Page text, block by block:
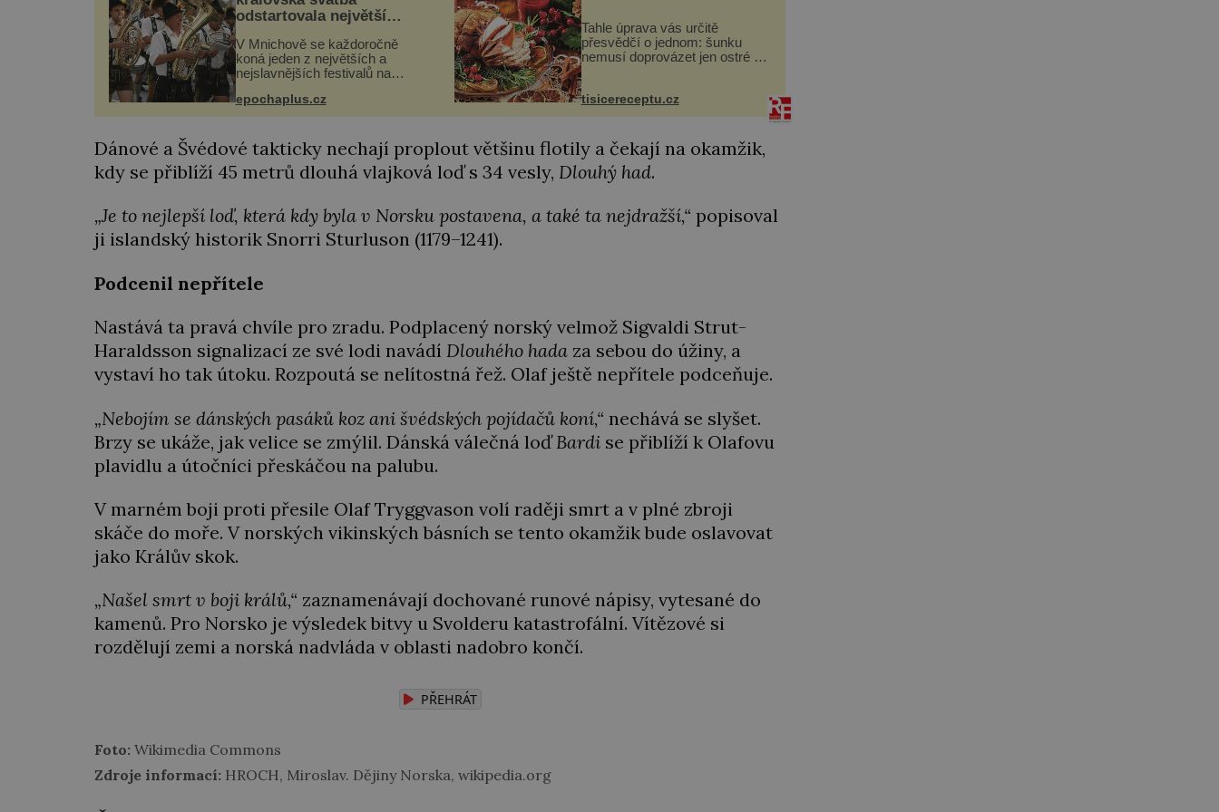
odstartovala největší
pivní festival světa
V Mnichově se každoročně
koná jeden z největších a
nejslavnějších festivalů na
přiláká miliony návštěvníků,
kteří si vychutnávají pivo,
kultur...
epochaplus.cz
Tahle úprava vás určitě
přesvědčí o jednom: šunku
nemusí doprovázet jen ostré a
slané chutě. Navíc s ní
nakrmíte poměrně hodně
hladových krků. Ingredience
sádlo 3 kg šunky vcelku 3
tisicereceptu.cz
Dánové a Švédové takticky nechají proplout většinu flotily a čekají na okamžik,
kdy se přiblíží 45 metrů dlouhá vlajková loď s 34 vesly, Dlouhý had.
„Je to nejlepší loď, která kdy byla v Norsku postavena, a také ta nejdražší,“ popisoval
ji islandský historik Snorri Sturluson (1179–1241).
Podcenil nepřítele
Nastává ta pravá chvíle pro zradu. Podplacený norský velmož Sigvaldi Strut-
Haraldsson signalizací ze své lodi navádí Dlouhého hada za sebou do úžiny, a
vystaví ho tak útoku. Rozpoutá se nelítostná řež. Olaf ještě nepřítele podceňuje.
„Nebojím se dánských pasáků koz ani švédských pojídačů koní,“ nechává se slyšet.
Brzy se ukáže, jak velice se zmýlil. Dánská válečná loďBardi se přiblíží k Olafovu
plavidlu a útočníci přeskáčou na palubu.
V marném boji proti přesile Olaf Tryggvason volí raději smrt a v plné zbroji
skáče do moře. V norských vikinských básních se tento okamžik bude oslavovat
jako Králův skok.
„Našel smrt v boji králů,“ zaznamenávají dochované runové nápisy, vytesané do
kamenů. Pro Norsko je výsledek bitvy u Svolderu katastrofální. Vítězové si
rozdělují zemi a norská nadvláda v oblasti nadobro končí.
PŘEHRÁT
Foto: Wikimedia Commons
Zdroje informací: HROCH, Miroslav. Dějiny Norska, wikipedia.org